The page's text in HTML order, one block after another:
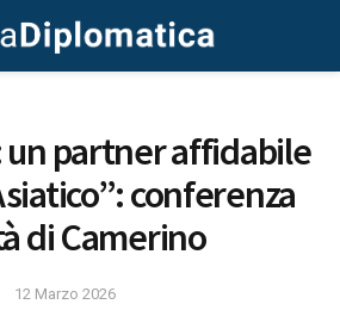
un partner affidabile
conferenza
di Camerino
12 Marzo 2026